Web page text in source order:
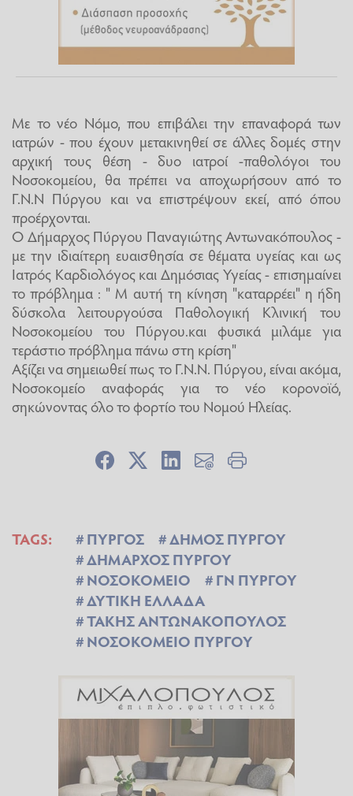
Με το νέο Νόμο, που επιβάλει την επαναφορά των
ιατρών - που έχουν μετακινηθεί σε άλλες δομές στην
αρχική τους θέση - δυο ιατροί -παθολόγοι του
Νοσοκομείου, θα πρέπει να αποχωρήσουν από το
Γ.Ν.Ν Πύργου και να επιστρέψουν εκεί, από όπου
προέρχονται.
Ο Δήμαρχος Πύργου Παναγιώτης Αντωνακόπουλος -
με την ιδιαίτερη ευαισθησία σε θέματα υγείας και ως
Ιατρός Καρδιολόγος και Δημόσιας Υγείας - επισημαίνει
το πρόβλημα : " Μ αυτή τη κίνηση "καταρρέει" η ήδη
δύσκολα λειτουργούσα Παθολογική Κλινική του
Νοσοκομείου του Πύργου.και φυσικά μιλάμε για
τεράστιο πρόβλημα πάνω στη κρίση"
Αξίζει να σημειωθεί πως το Γ.Ν.Ν. Πύργου, είναι ακόμα,
Νοσοκομείο αναφοράς για το νέο κορονοϊό,
σηκώνοντας όλο το φορτίο του Νομού Ηλείας.
TAGS: ΠΥΡΓΟΣ
ΔΗΜΟΣ ΠΥΡΓΟΥ
ΔΗΜΑΡΧΟΣ ΠΥΡΓΟΥ
ΝΟΣΟΚΟΜΕΙΟ
ΓΝ ΠΥΡΓΟΥ
ΔΥΤΙΚΗ ΕΛΛΑΔΑ
ΤΑΚΗΣ ΑΝΤΩΝΑΚΟΠΟΥΛΟΣ
ΝΟΣΟΚΟΜΕΙΟ ΠΥΡΓΟΥ